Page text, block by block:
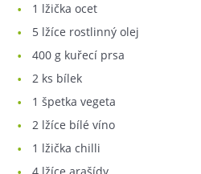
1 lžička ocet
5 lžíce rostlinný olej
400 g kuřecí prsa
2 ks bílek
1 špetka vegeta
2 lžíce bílé víno
1 lžička chilli